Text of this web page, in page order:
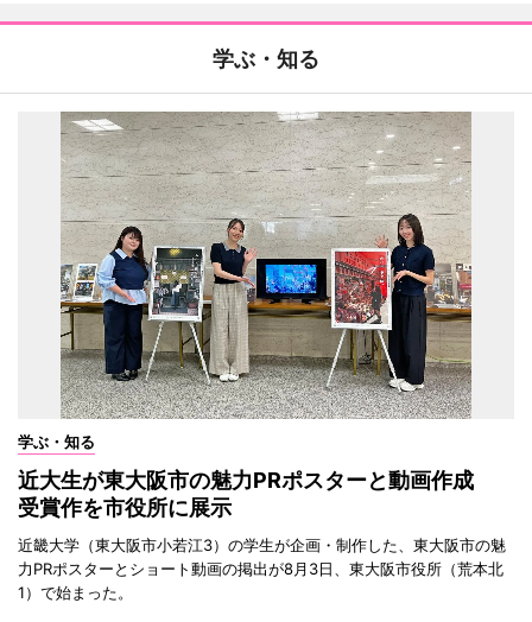
学ぶ・知る
学ぶ・知る
近大生が東大阪市の魅力PRポスターと動画作成
受賞作を市役所に展示
近畿大学（東大阪市小若江3）の学生が企画・制作した、東大阪市の魅
力PRポスターとショート動画の掲出が8月3日、東大阪市役所（荒本北
1）で始まった。